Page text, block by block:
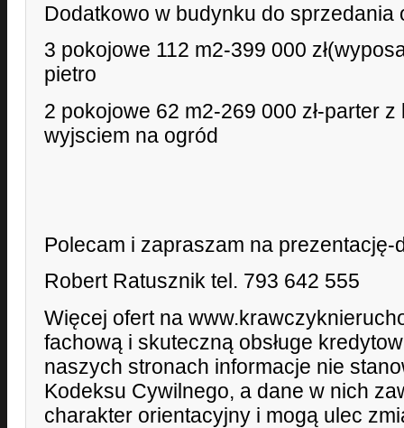
Dodatkowo w budynku do sprzedania
3 pokojowe 112 m2-399 000
pietro
2 pokojowe 62 m2-269 000 zł-parter
wyjsciem na ogród
Polecam i zapraszam na prezentację-
Robert Ratusznik tel. 793 642 555
Więcej ofert na
fachową i skuteczną obsługe
naszych stronach informacje nie
Kodeksu Cywilnego, a dane w nich
charakter orientacyjny i mogą ulec